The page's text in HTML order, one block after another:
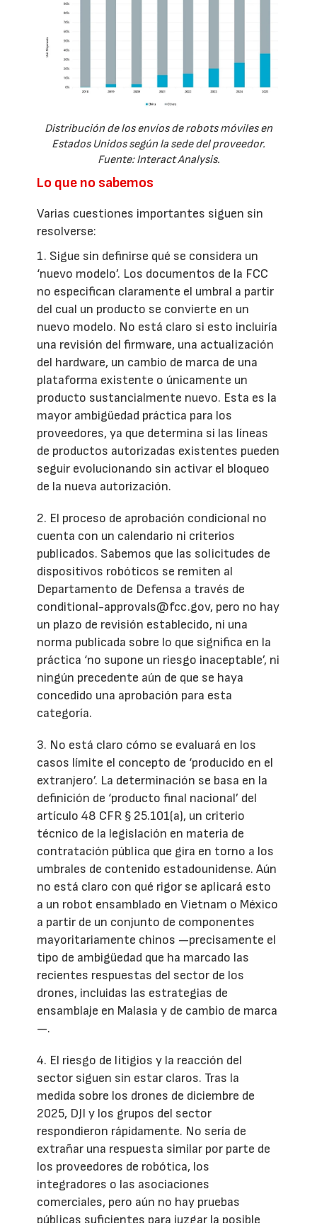
Distribución de los envíos de robots móviles en
Estados Unidos según la sede del proveedor.
Fuente: Interact Analysis.
Lo que no sabemos
Varias cuestiones importantes siguen sin
resolverse:
1. Sigue sin definirse qué se considera un
‘nuevo modelo’. Los documentos de la FCC
no especifican claramente el umbral a partir
del cual un producto se convierte en un
nuevo modelo. No está claro si esto incluiría
una revisión del firmware, una actualización
del hardware, un cambio de marca de una
plataforma existente o únicamente un
producto sustancialmente nuevo. Esta es la
mayor ambigüedad práctica para los
proveedores, ya que determina si las líneas
de productos autorizadas existentes pueden
seguir evolucionando sin activar el bloqueo
de la nueva autorización.
2. El proceso de aprobación condicional no
cuenta con un calendario ni criterios
publicados. Sabemos que las solicitudes de
dispositivos robóticos se remiten al
Departamento de Defensa a través de
conditional-approvals@fcc.gov, pero no hay
un plazo de revisión establecido, ni una
norma publicada sobre lo que significa en la
práctica ‘no supone un riesgo inaceptable’, ni
ningún precedente aún de que se haya
concedido una aprobación para esta
categoría.
3. No está claro cómo se evaluará en los
casos límite el concepto de ‘producido en el
extranjero’. La determinación se basa en la
definición de ‘producto final nacional’ del
artículo 48 CFR § 25.101(a), un criterio
técnico de la legislación en materia de
contratación pública que gira en torno a los
umbrales de contenido estadounidense. Aún
no está claro con qué rigor se aplicará esto
a un robot ensamblado en Vietnam o México
a partir de un conjunto de componentes
mayoritariamente chinos —precisamente el
tipo de ambigüedad que ha marcado las
recientes respuestas del sector de los
drones, incluidas las estrategias de
ensamblaje en Malasia y de cambio de marca
—.
4. El riesgo de litigios y la reacción del
sector siguen sin estar claros. Tras la
medida sobre los drones de diciembre de
2025, DJI y los grupos del sector
respondieron rápidamente. No sería de
extrañar una respuesta similar por parte de
los proveedores de robótica, los
integradores o las asociaciones
comerciales, pero aún no hay pruebas
públicas suficientes para juzgar la posible